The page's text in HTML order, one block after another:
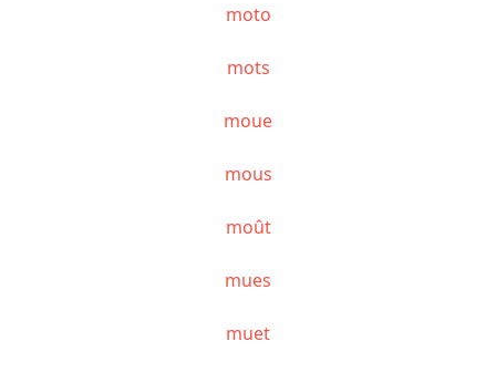
moto
mots
moue
mous
moût
mues
muet